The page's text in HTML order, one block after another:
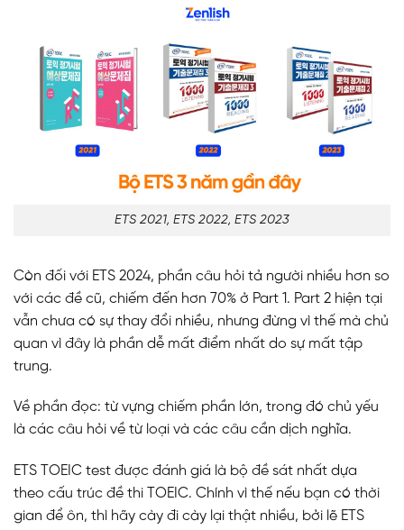
ETS 2021, ETS 2022, ETS 2023
Còn đối với ETS 2024, phần câu hỏi tả người nhiều hơn so
với các đề cũ, chiếm đến hơn 70% ở Part 1. Part 2 hiện tại
vẫn chưa có sự thay đổi nhiều, nhưng đừng vì thế mà chủ
quan vì đây là phần dễ mất điểm nhất do sự mất tập
trung.
Về phần đọc: từ vựng chiếm phần lớn, trong đó chủ yếu
là các câu hỏi về từ loại và các câu cần dịch nghĩa.
ETS TOEIC test được đánh giá là bộ đề sát nhất dựa
theo cấu trúc đề thi TOEIC. Chính vì thế nếu bạn có thời
gian để ôn, thì hãy cày đi cày lại thật nhiều, bởi lẽ ETS